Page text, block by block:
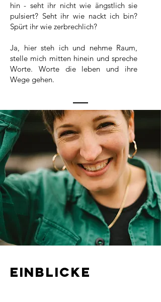
hin - seht ihr nicht wie ängstlich sie
pulsiert? Seht ihr wie nackt ich bin?
Spürt ihr wie zerbrechlich?
Ja, hier steh ich und nehme Raum,
stelle mich mitten hinein und spreche
Worte. Worte die leben und ihre
Wege gehen.
Einblicke